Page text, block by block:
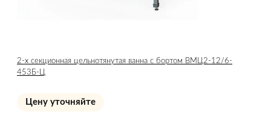
2-х секционная цельнотянутая ванна с бортом ВМЦ2-12/6-
453Б-Ц
Цену уточняйте